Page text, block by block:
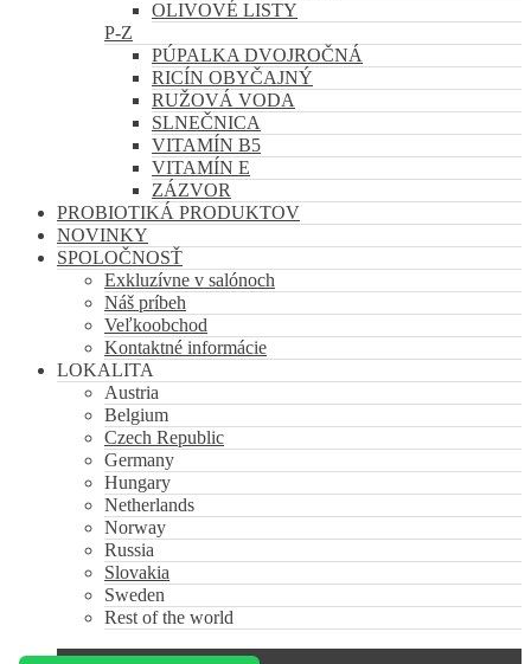
OLIVOVÉ LISTY
P-Z
PÚPALKA DVOJROČNÁ
RICÍN OBYČAJNÝ
RUŽOVÁ VODA
SLNEČNICA
VITAMÍN B5
VITAMÍN E
ZÁZVOR
PROBIOTIKÁ PRODUKTOV
NOVINKY
SPOLOČNOSŤ
Exkluzívne v salónoch
Náš príbeh
Veľkoobchod
Kontaktné informácie
LOKALITA
Austria
Belgium
Czech Republic
Germany
Hungary
Netherlands
Norway
Russia
Slovakia
Sweden
Rest of the world